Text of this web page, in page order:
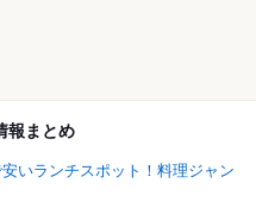
報まとめ
安いランチスポット！料理ジャン